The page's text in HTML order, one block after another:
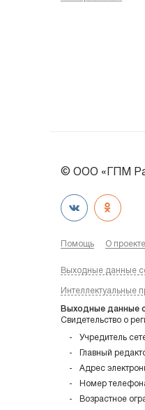
© ООО «ГПМ
Помощь О проекте
Выходные данные
Интеллектуальные
Выходные данные
Свидетельство о
Учредитель
Главный
Адрес
Номер
Возрастное